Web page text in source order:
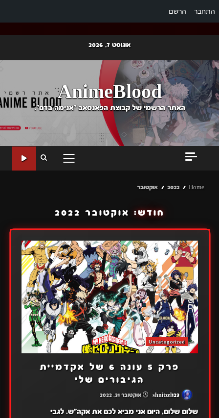
התחבר הרשם
content
אוגוסט 7, 2026
AnimeBlood
האתר הרשמי של קבוצת הפאנסאב "אנימה בדם".
PRIMARY
Home
2022 אוקטובר
חודש: אוקטובר 2022
Uncategorized
פרק 5 עונה 6 של אקדמיית
הגיבורים שלי
shnitzel123 אוקטובר 31, 2022
שלום שלום, היום אני מביא לכם את אקה"ש. לגבי